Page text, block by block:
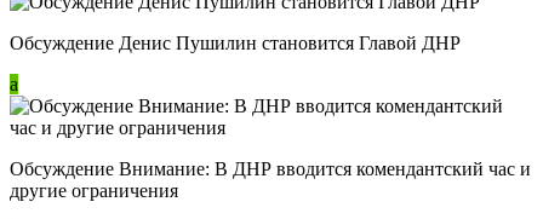
Обсуждение Денис Пушилин становится Главой ДНР
a
Обсуждение Внимание: В ДНР вводится комендантский час и
другие ограничения